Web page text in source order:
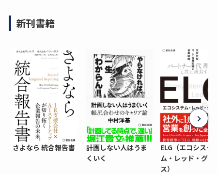
新刊書籍
さよなら 統合報告書
計画しない人はうま
くいく
ELG（エコシステ
ム・レッド・グロ
ス）